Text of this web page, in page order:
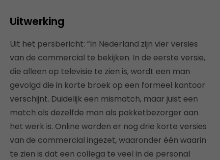
Uitwerking
Uit het persbericht: “In Nederland zijn vier versies
van de commercial te bekijken. In de eerste versie,
die alleen op televisie te zien is, wordt een man
gevolgd die in korte broek op een formeel kantoor
verschijnt. Duidelijk een mismatch, maar juist een
match als dezelfde man als pakketbezorger aan
het werk is. Online worden er nog drie korte versies
van de commercial ingezet, waaronder één waarin
te zien is dat een collega te veel in de personal